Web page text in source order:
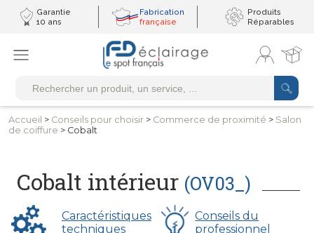
Garantie
10 ans
Fabrication
française
Produits
Réparables
Accueil > Conseils pour choisir > Commerce de proximité > Salon
de coiffure > Cobalt
Cobalt intérieur (OV03_)
Caractéristiques
techniques
Conseils du
professionnel